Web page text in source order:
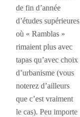
de fin d’année
d’études supérieures
où « Ramblas »
rimaient plus avec
tapas qu’avec choix
d’urbanisme (vous
noterez d’ailleurs
que c’est vraiment
le cas). Peu importe